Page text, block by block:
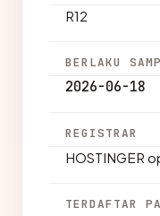
R12
BERLAKU
2026-06-18
REGISTRAR
HOSTINGER
TERDAFTAR